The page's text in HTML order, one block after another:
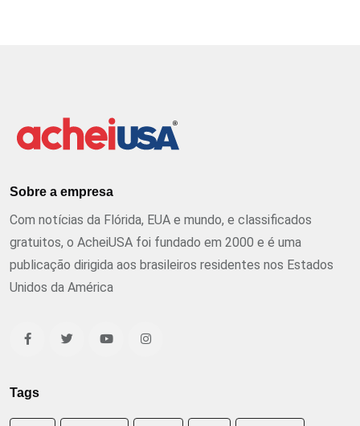
Sobre a empresa
Com notícias da Flórida, EUA e mundo, e classificados
gratuitos, o AcheiUSA foi fundado em 2000 e é uma
publicação dirigida aos brasileiros residentes nos Estados
Unidos da América
Tags